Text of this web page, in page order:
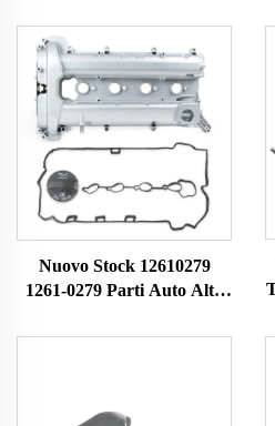
Nuovo Stock 12610279
1261-0279 Parti Auto Alta
Motore per C-hevrolet